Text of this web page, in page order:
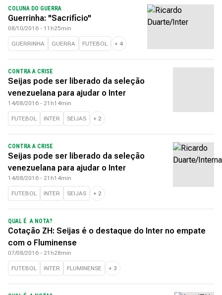
COLUNA DO GUERRA
Guerrinha: "Sacrifício"
08/10/2016 - 11h25min
GUERRINHA GUERRA FUTEBOL + 4
CONTRA A CRISE
Seijas pode ser liberado da seleção
venezuelana para ajudar o Inter
14/08/2016 - 21h14min
FUTEBOL INTER SEIJAS + 2
CONTRA A CRISE
Seijas pode ser liberado da seleção
venezuelana para ajudar o Inter
14/08/2016 - 21h14min
FUTEBOL INTER SEIJAS + 2
QUAL É A NOTA?
Cotação ZH: Seijas é o destaque do Inter no empate
com o Fluminense
07/08/2016 - 21h28min
FUTEBOL INTER FLUMINENSE + 3